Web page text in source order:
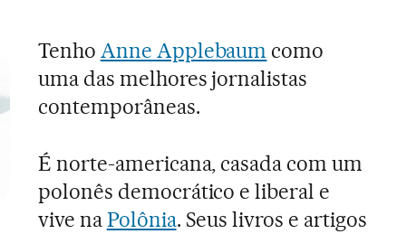
Tenho Anne Applebaum como
uma das melhores jornalistas
contemporâneas.
É norte-americana, casada com um
polonês democrático e liberal e
vive naPolônia. Seus livros e artigos